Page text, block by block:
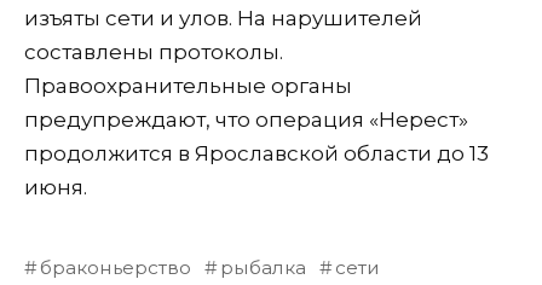
изъяты сети и улов. На нарушителей
составлены протоколы.
Правоохранительные органы
предупреждают, что операция «Нерест»
продолжится в Ярославской области до 13
июня.
браконьерство рыбалка
сети